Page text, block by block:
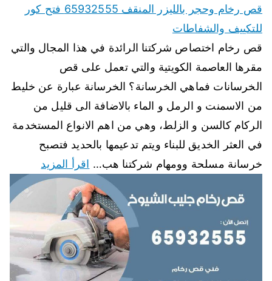
قص رخام وحجر بالليزر المنقف 65932555 فتح كور
للتكييف والشفاطات
قص رخام اختصاص شركتنا الرائدة في هذا المجال والتي
مقرها العاصمة الكويتية والتي تعمل على قص
الخرسانات فماهي الخرسانة؟ الخرسانة عبارة عن خليط
من الاسمنت و الرمل و الماء بالاضافة الى قليل من
الركام كالسن و الزلط، وهي من اهم الانواع المستخدمة
في العثر الخديق للبناء ويتم تدعيمها بالحديد فتصبح
خرسانة مسلحة وومهام شركتنا هب… اقرأ المزيد